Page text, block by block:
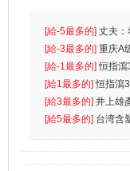
[給-5最多的] 丈夫：
先
[給-3最多的] 重庆A
[給-1最多的]恒指瀉
無
[給1最多的]恒指瀉
[給3最多的] 井上雄
[給5最多的] 台湾含